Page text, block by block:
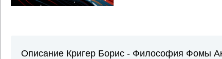
Описание Кригер Борис - Философия Фомы